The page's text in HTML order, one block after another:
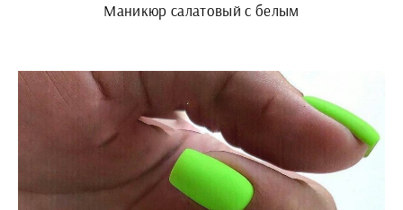
Маникюр салатовый с белым